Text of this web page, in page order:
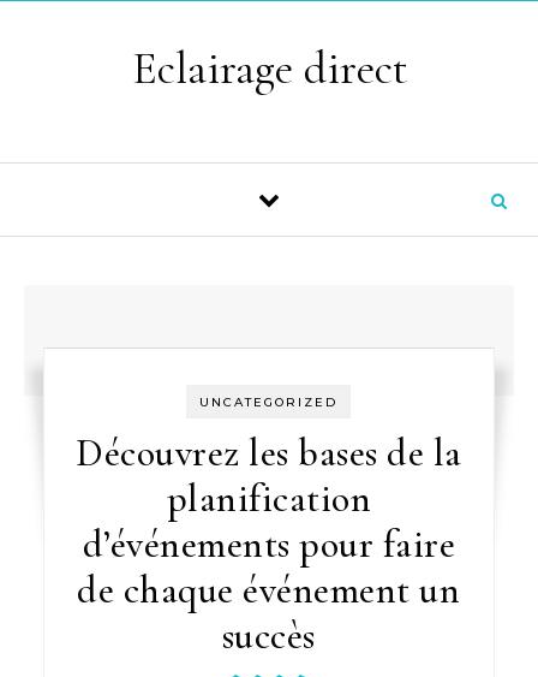
Eclairage direct
UNCATEGORIZED
Découvrez les bases de la
planification
d’événements pour faire
de chaque événement un
succès